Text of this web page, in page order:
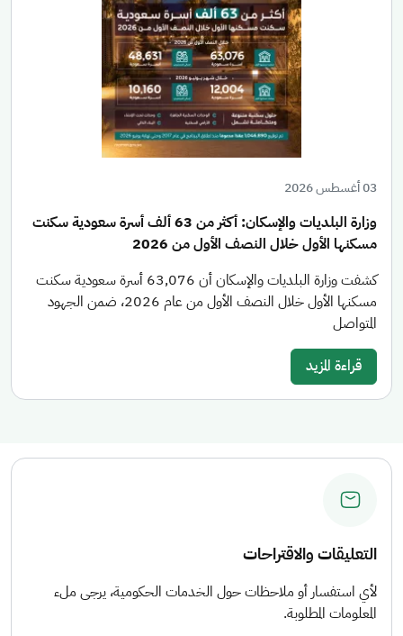
03 أغسطس 2026
وزارة البلديات والإسكان: أكثر من 63 ألف أسرة سعودية سكنت
مسكنها الأول خلال النصف الأول من 2026
كشفت وزارة البلديات والإسكان أن 63,076 أسرة سعودية سكنت
مسكنها الأول خلال النصف الأول من عام 2026، ضمن الجهود
المتواصل
قراءة المزيد
التعليقات والاقتراحات
لأي استفسار أو ملاحظات حول الخدمات الحكومية، يرجى ملء
المعلومات المطلوبة.